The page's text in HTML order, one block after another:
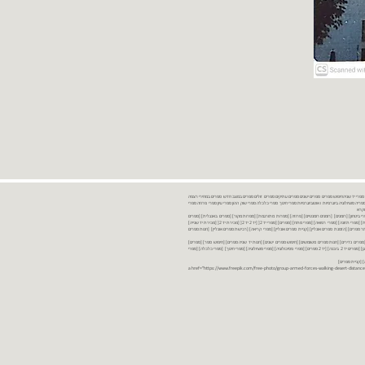
ספרים יד שניה ספרים משומשים ספרים חדשים ספרים יד 2 מכירת ספרים יד שניה ספרי יד שניהחיפוש ספרים ספרים ישנים ספרים עתיקים ספרים זולים ספרים במצב חדש ספרים במחירי רצפה
במבצע ספרים יד 2 ברמת גן ספרים יד 2 ביבנה יד 2 ספרים ספרי פסיכולוגיה ספריה סוציולוגיה ביוגרפיות ו אוטוביוגרפיות ספרי חינוך ספרי כלכלה ספרי שוק ההון ספרי עיון ספרי פרוזה ספרי
ביטחון] [רומנים] [רומנים רומנטיים] [פרוזה] [ספרות מתורגמת] [ספרות מקור] [ספרים באנגלית] [ספרים
חדשים מהחנות] [ספרים מומלצים] [ספרי בישול] [ספרי עידן חדש] [ספרי עסקים] [ספרי מורשת] [מחזות] [ספרי שירה] [ספרי בריאות] [ספרי תזונה] [ספרי רפואה] [ספרי מתח] [ספרים] [ספרי יד 2[ [יד 2 יד 2[ [מכירת יד 2[ [מכירת יד שנייה]
יד 2[ [ספר] [ספרים יד 2[ [הזמנת ספרים] [יד 2 ספרים] [ספרים בזול] [אתר ספרים] [הזמנת ספרים אונליין] [קניית ספרים אונליין] [ספרי קריאה] [רכישת ספרים אונליין] [חנות ספרים
נדירים] [חנות ספרים משומשים] [חיפוש ספרים ישנים] [חנות יד שניה ספרים] [חיפוש ספר] [ספרים]
[חנות ספרים זולים] [ספרים חדשים] [ספרים במחירי רצפה] [ספרים במשלוח חינם] [ספרים במשלוח עד הבית] [ספרים יד 2 ברמת גן] [ספרים יד 2 ביבנה] [יד 2 ספרים] [ספרי פסיכולוגיה] [ספרי סוציולוגיה] [ספרי חינוך] [ספרי כלכלה] [ספרי
[קניית ספרים]
<a href="https://www.freepik.com/free-photo/group-armed-forces-walking-desert-